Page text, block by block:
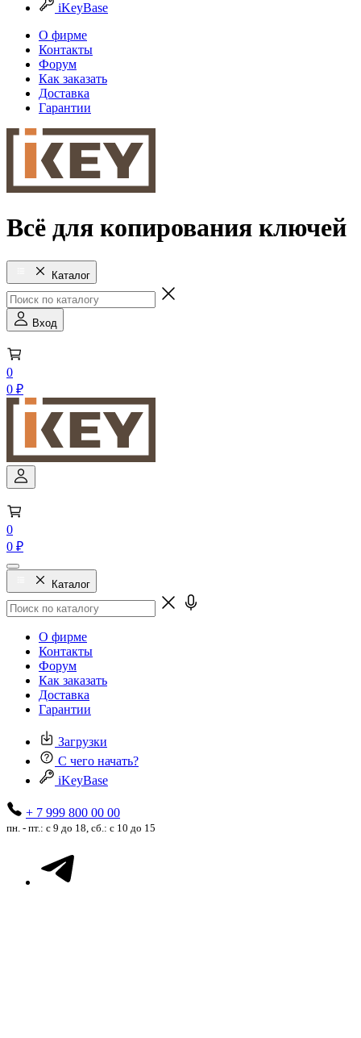
iKeyBase
О фирме
Контакты
Форум
Как заказать
Доставка
Гарантии
Всё для копирования ключей
Каталог
Вход
0
0 ₽
0
0 ₽
Каталог
О фирме
Контакты
Форум
Как заказать
Доставка
Гарантии
Загрузки
С чего начать?
iKeyBase
+ 7 999 800 00 00
пн. - пт.: с 9 до 18, сб.: с 10 до 15